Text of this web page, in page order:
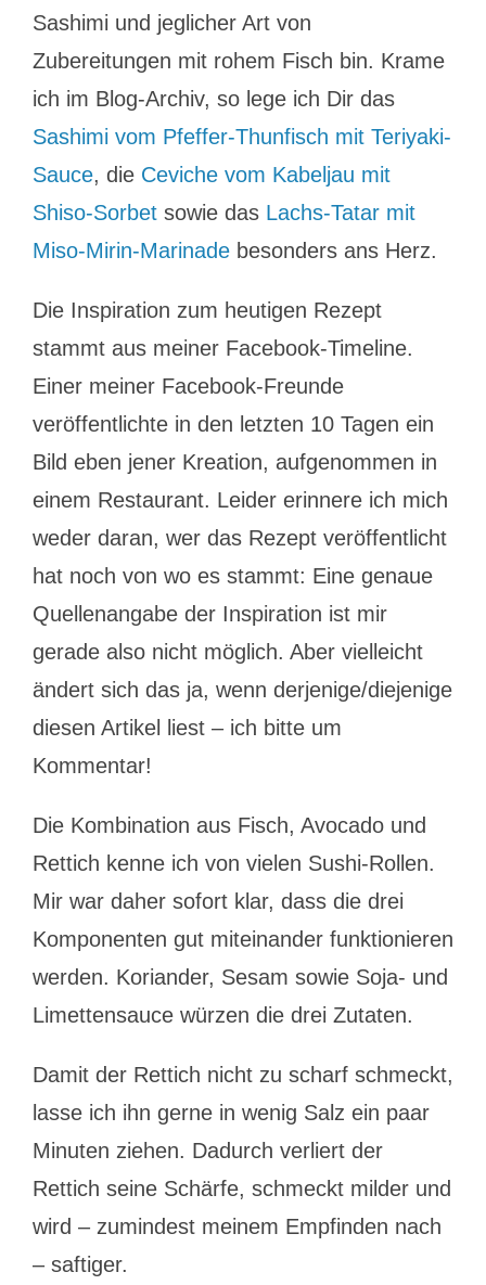
Sashimi und jeglicher Art von
Zubereitungen mit rohem Fisch bin. Krame
ich im Blog-Archiv, so lege ich Dir das
Sashimi vom Pfeffer-Thunfisch mit Teriyaki-
Sauce, die Ceviche vom Kabeljau mit
Shiso-Sorbetsowie das Lachs-Tatar mit
Miso-Mirin-Marinadebesonders ans Herz.
Die Inspiration zum heutigen Rezept
stammt aus meiner Facebook-Timeline.
Einer meiner Facebook-Freunde
veröffentlichte in den letzten 10 Tagen ein
Bild eben jener Kreation, aufgenommen in
einem Restaurant. Leider erinnere ich mich
weder daran, wer das Rezept veröffentlicht
hat noch von wo es stammt: Eine genaue
Quellenangabe der Inspiration ist mir
gerade also nicht möglich. Aber vielleicht
ändert sich das ja, wenn derjenige/diejenige
diesen Artikel liest – ich bitte um
Kommentar!
Die Kombination aus Fisch, Avocado und
Rettich kenne ich von vielen Sushi-Rollen.
Mir war daher sofort klar, dass die drei
Komponenten gut miteinander funktionieren
werden. Koriander, Sesam sowie Soja- und
Limettensauce würzen die drei Zutaten.
Damit der Rettich nicht zu scharf schmeckt,
lasse ich ihn gerne in wenig Salz ein paar
Minuten ziehen. Dadurch verliert der
Rettich seine Schärfe, schmeckt milder und
wird – zumindest meinem Empfinden nach
– saftiger.